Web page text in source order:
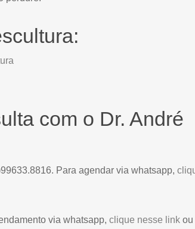
com o Dr. André
Para agendar via whatsapp,
via whatsapp, clique nesse link ou